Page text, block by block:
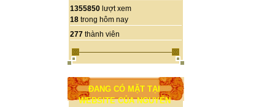
1355850 lượt xem
18 trong hôm nay
277 thành viên
ĐANG CÓ MẶT TẠI
WEBSITE CỦA NGUYỄN